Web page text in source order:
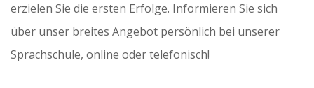
erzielen Sie die ersten Erfolge. Informieren Sie sich
über unser breites Angebot persönlich bei unserer
Sprachschule, online oder telefonisch!